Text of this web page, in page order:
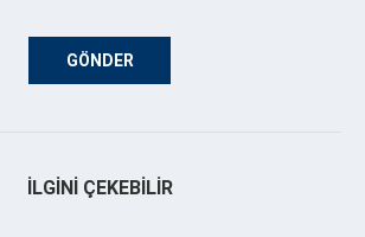
İLGINI ÇEKEBILIR